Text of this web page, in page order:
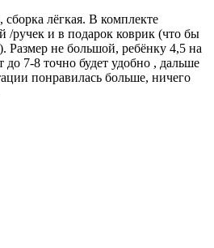
лёгкая. В комплекте
/ручек и в подарок коврик (что бы
Размер не большой, ребёнку 4,5 на
7-8 точно будет удобно , дальше
понравилась больше, ничего